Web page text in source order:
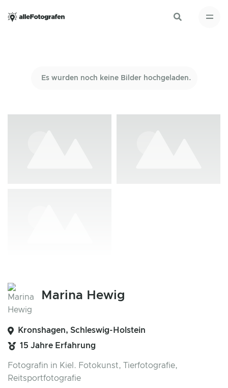
Es wurden noch keine Bilder hochgeladen.
Marina Hewig
Kronshagen, Schleswig-Holstein
15 Jahre Erfahrung
Fotografin in Kiel. Fotokunst, Tierfotografie,
Reitsportfotografie